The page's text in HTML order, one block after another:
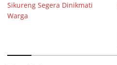
Sikureng Segera Dinikmati
Warga